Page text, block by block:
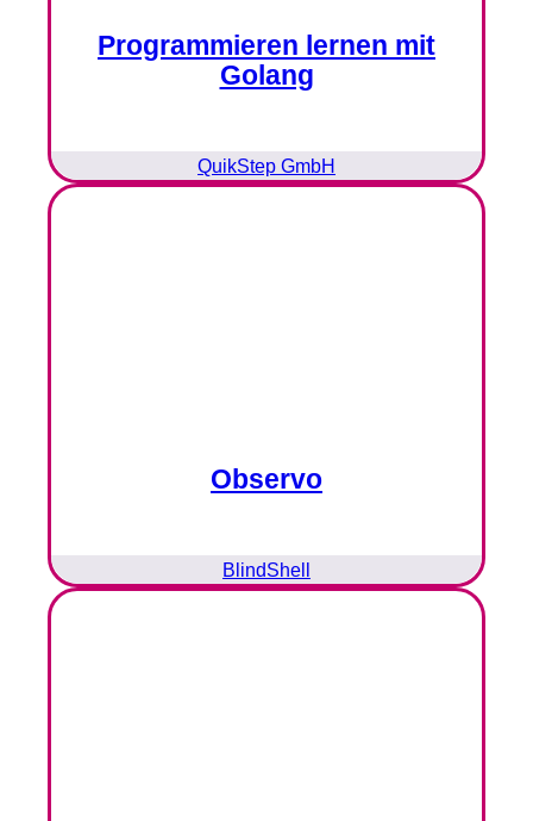
Programmieren lernen mit
Golang
QuikStep GmbH
Observo
BlindShell